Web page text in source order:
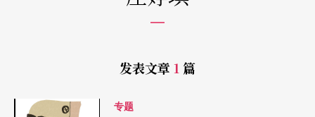
发表文章 1 篇
专题